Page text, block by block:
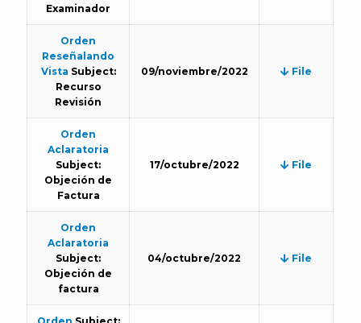
Examinador
Orden
Reseñalando
Vista Subject:
Recurso
Revisión
09/noviembre/2022 File
Orden
Aclaratoria
Subject:
Objeción de
Factura
17/octubre/2022 File
Orden
Aclaratoria
Subject:
Objeción de
factura
04/octubre/2022 File
Orden Subject: